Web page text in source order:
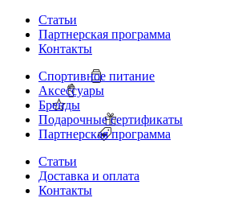
Статьи
Партнерская программа
Контакты
Спортивное питание
Аксессуары
Бренды
Подарочные сертификаты
Партнерская программа
Статьи
Доставка и оплата
Контакты